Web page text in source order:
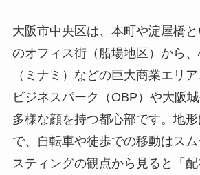
大阪市中央区は、本町や淀屋橋
のオフィス街（船場地区）から
（ミナミ）などの巨大商業エリ
ビジネスパーク（OBP）や大阪城
多様な顔を持つ都心部です。地
で、自転車や徒歩での移動はス
スティングの観点から見ると「